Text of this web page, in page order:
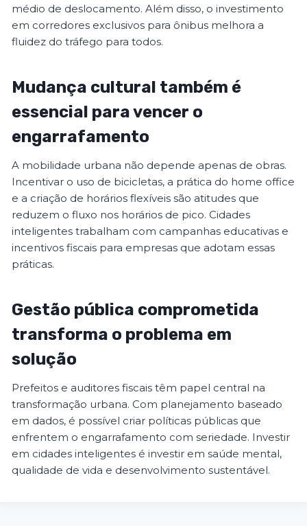
médio de deslocamento. Além disso, o investimento
em corredores exclusivos para ônibus melhora a
fluidez do tráfego para todos.
Mudança cultural também é
essencial para vencer o
engarrafamento
A mobilidade urbana não depende apenas de obras.
Incentivar o uso de bicicletas, a prática do home office
e a criação de horários flexíveis são atitudes que
reduzem o fluxo nos horários de pico. Cidades
inteligentes trabalham com campanhas educativas e
incentivos fiscais para empresas que adotam essas
práticas.
Gestão pública comprometida
transforma o problema em
solução
Prefeitos e auditores fiscais têm papel central na
transformação urbana. Com planejamento baseado
em dados, é possível criar políticas públicas que
enfrentem o engarrafamento com seriedade. Investir
em cidades inteligentes é investir em saúde mental,
qualidade de vida e desenvolvimento sustentável.